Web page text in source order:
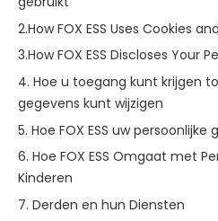
2.How FOX ESS Uses Cookies
3.How FOX ESS Discloses Your
4. Hoe u toegang kunt krijgen
gegevens kunt wijzigen
5. Hoe FOX ESS uw
6. Hoe FOX ESS Omgaat met
Kinderen
7. Derden en hun Diensten